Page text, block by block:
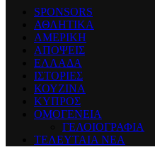
SPONSORS
ΑΘΛΗΤΙΚΑ
ΑΜΕΡΙΚΗ
ΑΠΟΨΕΙΣ
ΕΛΛΑΔΑ
ΙΣΤΟΡΙΕΣ
ΚΟΥΖΙΝΑ
ΚΥΠΡΟΣ
ΟΜΟΓΕΝΕΙΑ
ΓΕΛΟΙΟΓΡΑΦΙΑ
ΤΕΛΕΥΤΑΙΑ ΝΕΑ